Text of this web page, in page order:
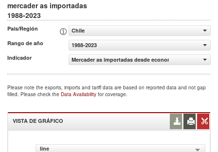
mercader as importadas
1988-2023
País/Región
Chile
Rango de año
1988-2023
Indicador
Mercader as importadas desde econom as en
Please note the exports, imports and tariff data are based on reported data and not gap
filled. Please check the Data Availability for coverage.
VISTA DE GRÁFICO
line